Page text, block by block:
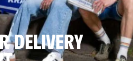
DELIVERY